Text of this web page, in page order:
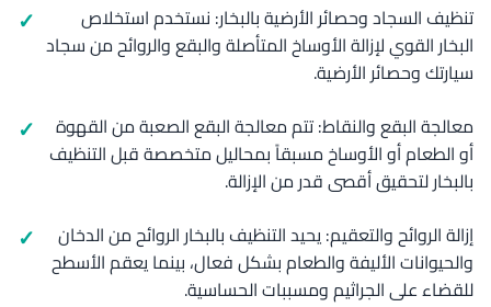
تنظيف السجاد وحصائر الأرضية بالبخار: نستخدم استخلاص
البخار القوي لإزالة الأوساخ المتأصلة والبقع والروائح من سجاد
سيارتك وحصائر الأرضية.
معالجة البقع والنقاط: تتم معالجة البقع الصعبة من القهوة
أو الطعام أو الأوساخ مسبقاً بمحاليل متخصصة قبل التنظيف
بالبخار لتحقيق أقصى قدر من الإزالة.
إزالة الروائح والتعقيم: يحيد التنظيف بالبخار الروائح من الدخان
والحيوانات الأليفة والطعام بشكل فعال، بينما يعقم الأسطح
للقضاء على الجراثيم ومسببات الحساسية.